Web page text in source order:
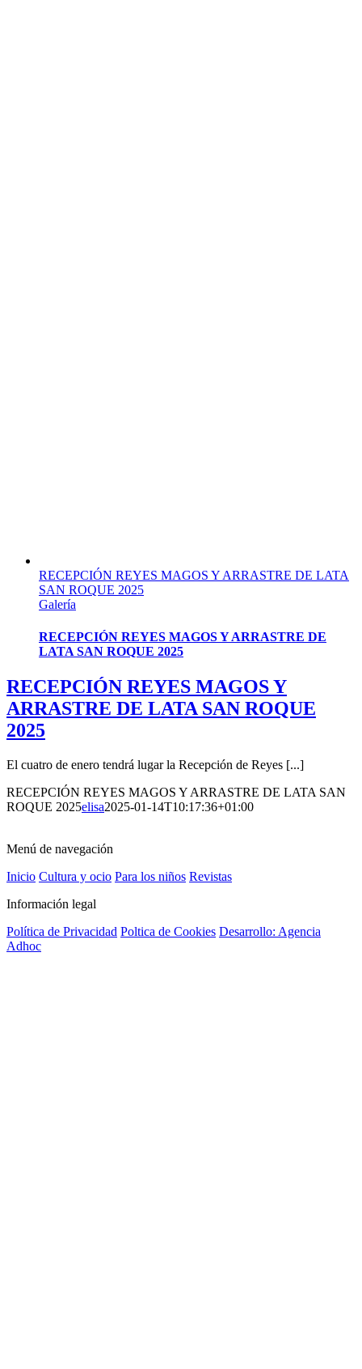
RECEPCIÓN REYES MAGOS Y ARRASTRE DE LATA
SAN ROQUE 2025
Galería
RECEPCIÓN REYES MAGOS Y ARRASTRE DE
LATA SAN ROQUE 2025
RECEPCIÓN REYES MAGOS Y
ARRASTRE DE LATA SAN ROQUE
2025
El cuatro de enero tendrá lugar la Recepción de Reyes [...]
RECEPCIÓN REYES MAGOS Y ARRASTRE DE LATA SAN
ROQUE 2025elisa2025-01-14T10:17:36+01:00
Menú de navegación
Inicio Cultura y ocio Para los niños Revistas
Información legal
Política de Privacidad Poltica de Cookies Desarrollo: Agencia
Adhoc